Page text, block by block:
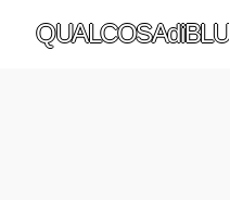
QUALCOSAdiBLU